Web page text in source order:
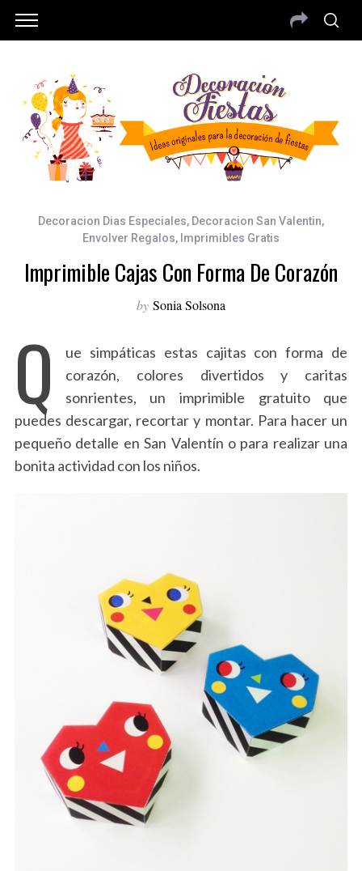
Decoracion Dias Especiales, Decoracion San Valentin,
Envolver Regalos, Imprimibles Gratis
Imprimible Cajas Con Forma De Corazón
by Sonia Solsona
Q
ue simpáticas estas cajitas con forma de
corazón, colores divertidos y caritas
sonrientes, un imprimible gratuito que
puedes descargar, recortar y montar. Para hacer un
pequeño detalle en San Valentín o para realizar una
bonita actividad con los niños.